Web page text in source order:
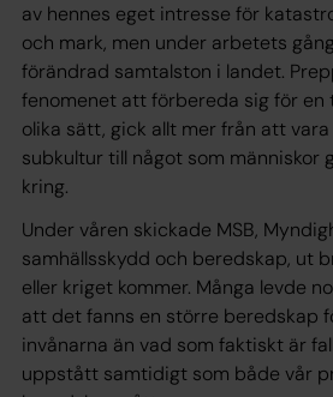
av hennes eget intresse för
och mark, men under arbetets
förändrad samtalston i landet.
fenomenet att förbereda sig för
olika sätt, gick allt mer från att
subkultur till något som människor
kring.
Under våren skickade MSB,
samhällsskydd och beredskap, ut
eller kriget kommer. Många levde
att det fanns en större beredskap
invånarna än vad som faktiskt är
uppstått samtidigt som både vår